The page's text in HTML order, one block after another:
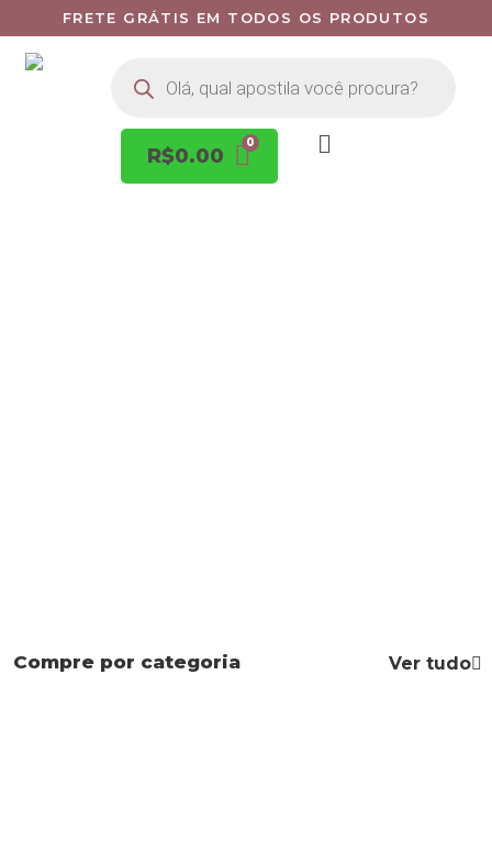
FRETE GRÁTIS EM TODOS OS PRODUTOS
R$0.00
Compre por categoria Ver tudo